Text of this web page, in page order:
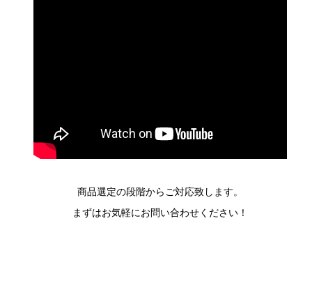
商品選定の段階からご対応致します。
まずはお気軽にお問い合わせください！